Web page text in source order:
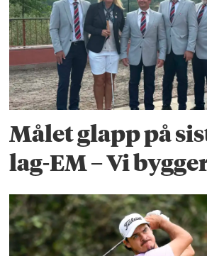
Målet glapp på
lag-EM – Vi